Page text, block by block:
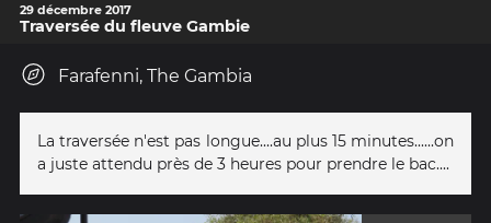
29 décembre 2017
Traversée du fleuve Gambie
Farafenni, The Gambia
La traversée n'est pas longue....au plus 15 minutes......on
a juste attendu près de 3 heures pour prendre le bac....